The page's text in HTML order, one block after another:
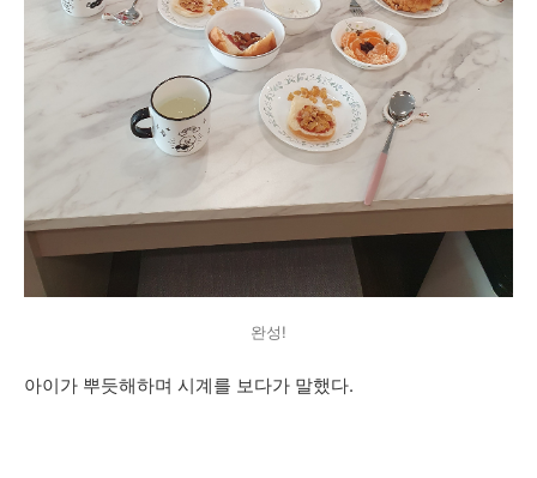
완성!
아이가 뿌듯해하며 시계를 보다가 말했다.